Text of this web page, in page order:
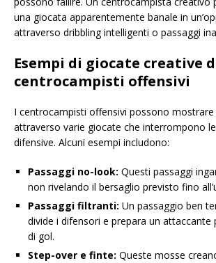
una giocata apparentemente banale in
attraverso dribbling intelligenti o passaggi
Esempi di giocate creative
centrocampisti offensivi
I centrocampisti offensivi possono
attraverso varie giocate che interrompono
difensive. Alcuni esempi includono:
Passaggi no-look: Questi passaggi
non rivelando il bersaglio previsto fino
Passaggi filtranti: Un passaggio ben
divide i difensori e prepara un attaccante
di gol.
Step-over e finte: Queste mosse